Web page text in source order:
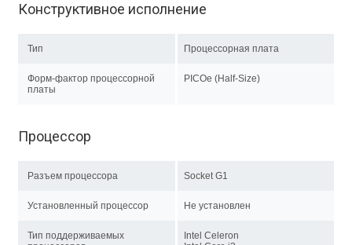
Конструктивное исполнение
Тип Процессорная плата
Форм-фактор процессорной
платы
PICOe (Half-Size)
Процессор
Разъем процессора Socket G1
Установленный процессор Не установлен
Тип поддерживаемых
Intel Celeron